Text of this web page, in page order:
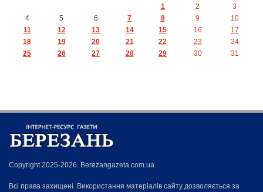
1
2
3
4
5 6 7 8 9
10
11
12 13 14 15 16
17
18
19 20 21 22 23
24
25
26 27 28 29 30 31
Copyright 2025-2026. Berezangazeta.com.ua
Всі права захищені. Використання матеріалів сайту дозволяється за